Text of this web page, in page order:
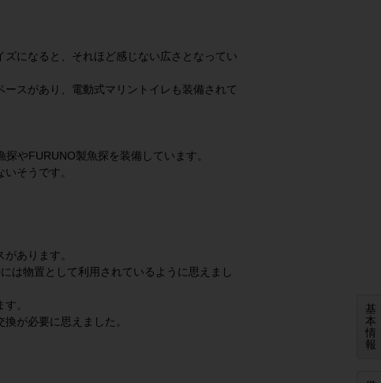
基
本
情
報
になると、それほど感じない広さとなってい
スがあり、電動式マリントイレも装備されて
やFURUNO製魚探を装備しています。
そうです。
あります。
は物置として利用されているように思えまし
。
が必要に思えました。